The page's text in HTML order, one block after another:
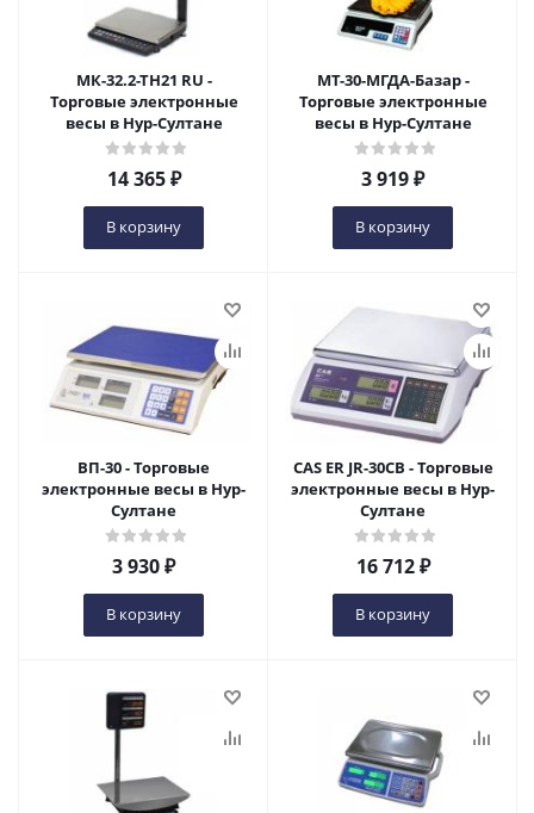
МК-32.2-ТН21 RU -
Торговые электронные
весы в Нур-Султане
14 365₽
В корзину
МТ-30-МГДА-Базар -
Торговые электронные
весы в Нур-Султане
3 919₽
В корзину
ВП-30 - Торговые
электронные весы в Нур-
Султане
3 930₽
В корзину
CAS ER JR-30CB - Торговые
электронные весы в Нур-
Султане
16 712₽
В корзину